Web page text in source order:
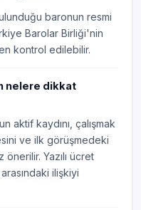
baronun resmi
Barolar Birliği'nin
kontrol edilebilir.
nelere dikkat
aktif kaydını, çalışmak
ve ilk görüşmedeki
önerilir. Yazılı ücret
ilişkiyi